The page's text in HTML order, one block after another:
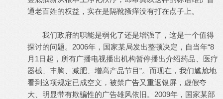
通老百姓的权益，实在是隔靴搔痒没有打在点子上。
我们政府的职能是弱化了还是增强了，这是一个值得
探讨的问题。2006年，国家某局发出整顿决定，自当年“8
月1日起，所有广播电视播出机构暂停播出介绍药品、医疗
器械、丰胸、减肥、增高产品节目”。而现在，我们尴尬地
看到这项规定已成空文，被禁广告又重返银屏，虚假夸
大、明显带有欺骗性的广告雄风依旧。2009年，国家某部